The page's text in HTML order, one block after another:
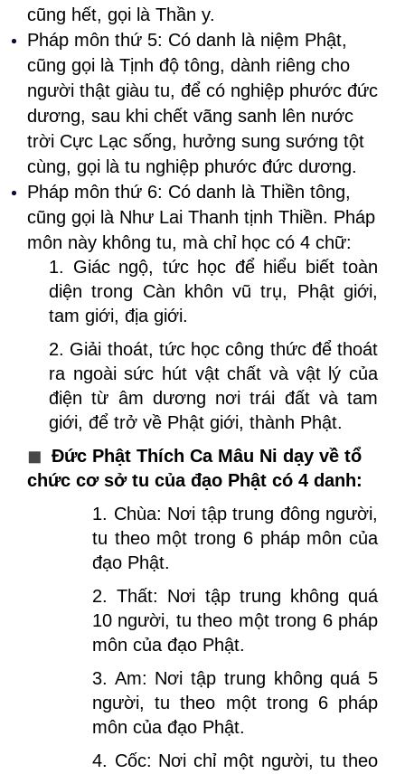
cũng hết, gọi là Thần y.
Pháp môn thứ 5: Có danh là niệm Phật,
cũng gọi là Tịnh độ tông, dành riêng cho
người thật giàu tu, để có nghiệp phước đức
dương, sau khi chết vãng sanh lên nước
trời Cực Lạc sống, hưởng sung sướng tột
cùng, gọi là tu nghiệp phước đức dương.
Pháp môn thứ 6: Có danh là Thiền tông,
cũng gọi là Như Lai Thanh tịnh Thiền. Pháp
môn này không tu, mà chỉ học có 4 chữ:
1. Giác ngộ, tức học để hiểu biết toàn
diện trong Càn khôn vũ trụ, Phật giới,
tam giới, địa giới.
2. Giải thoát, tức học công thức để thoát
ra ngoài sức hút vật chất và vật lý của
điện từ âm dương nơi trái đất và tam
giới, để trở về Phật giới, thành Phật.
◼ Đức Phật Thích Ca Mâu Ni dạy về tổ
chức cơ sở tu của đạo Phật có 4 danh:
1. Chùa: Nơi tập trung đông người,
tu theo một trong 6 pháp môn của
đạo Phật.
2. Thất: Nơi tập trung không quá
10 người, tu theo một trong 6 pháp
môn của đạo Phật.
3. Am: Nơi tập trung không quá 5
người, tu theo một trong 6 pháp
môn của đạo Phật.
4. Cốc: Nơi chỉ một người, tu theo